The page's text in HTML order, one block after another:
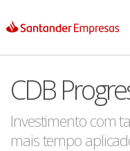
App Santander
App Santander
CDB
Investimento com
mais tempo